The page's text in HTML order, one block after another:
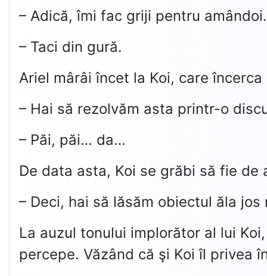
– Adică, îmi fac griji pentru
– Taci din gură.
Ariel mârâi încet la Koi, care
– Hai să rezolvăm asta printr-o
– Păi, păi… da…
De data asta, Koi se grăbi să fie
– Deci, hai să lăsăm obiectul ăla
La auzul tonului implorător al lui
percepe. Văzând că şi Koi îl privea